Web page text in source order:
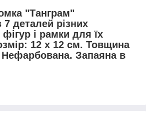
"Танграм"
7 деталей різних
і рамки для їх
12 х 12 см. Товщина
Запаяна в